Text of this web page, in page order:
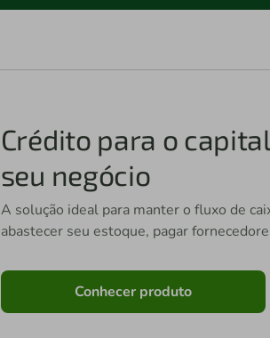
Crédito para o
seu negócio
A solução ideal para manter o fluxo de
abastecer seu estoque, pagar
Conhecer produto